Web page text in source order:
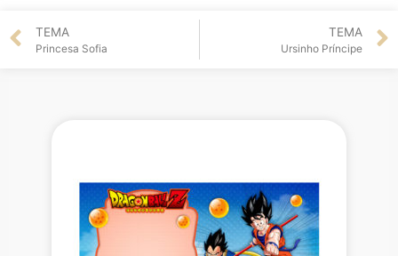
TEMA
Princesa Sofia
TEMA
Ursinho Príncipe